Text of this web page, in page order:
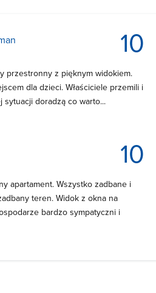
10
przestronny z pięknym widokiem.
dla dzieci. Właściciele przemili i
sytuacji doradzą co warto...
10
apartament. Wszystko zadbane i
teren. Widok z okna na
bardzo sympatyczni i